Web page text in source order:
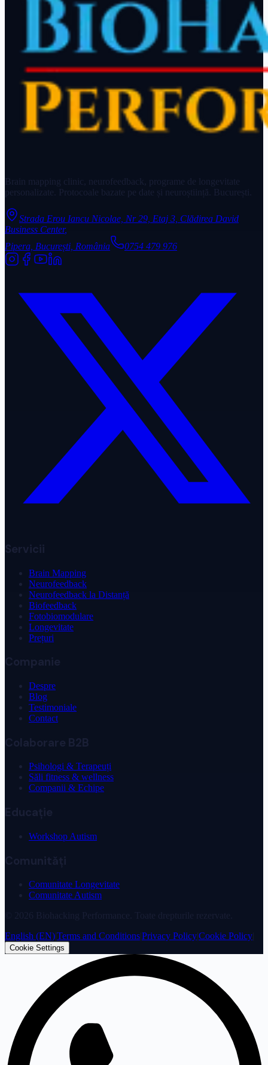
Brain mapping clinic, neurofeedback, programe de longevitate
personalizate. Protocoale bazate pe date și neuroștiință. București.
Strada Erou Iancu Nicolae, Nr 29, Etaj 3, Clădirea David
Business Center,
Pipera, București, România
0754 479 976
Servicii
Brain Mapping
Neurofeedback
Neurofeedback la Distanță
Biofeedback
Fotobiomodulare
Longevitate
Prețuri
Companie
Despre
Blog
Testimoniale
Contact
Colaborare B2B
Psihologi & Terapeuți
Săli fitness & wellness
Companii & Echipe
Educație
Workshop Autism
Comunități
Comunitate Longevitate
Comunitate Autism
English (EN)Terms and ConditionsPrivacy PolicyCookie Policy
Cookie Settings